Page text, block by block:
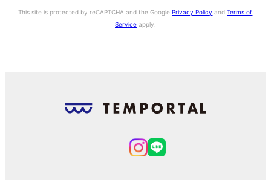
This site is protected by reCAPTCHA and the GooglePrivacy Policy andTerms of
Serviceapply.